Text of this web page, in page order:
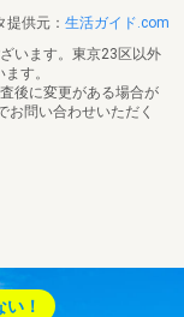
提供元： 生活ガイド.com
います。東京23区以外
す。
後に変更がある場合が
お問い合わせいただく
！